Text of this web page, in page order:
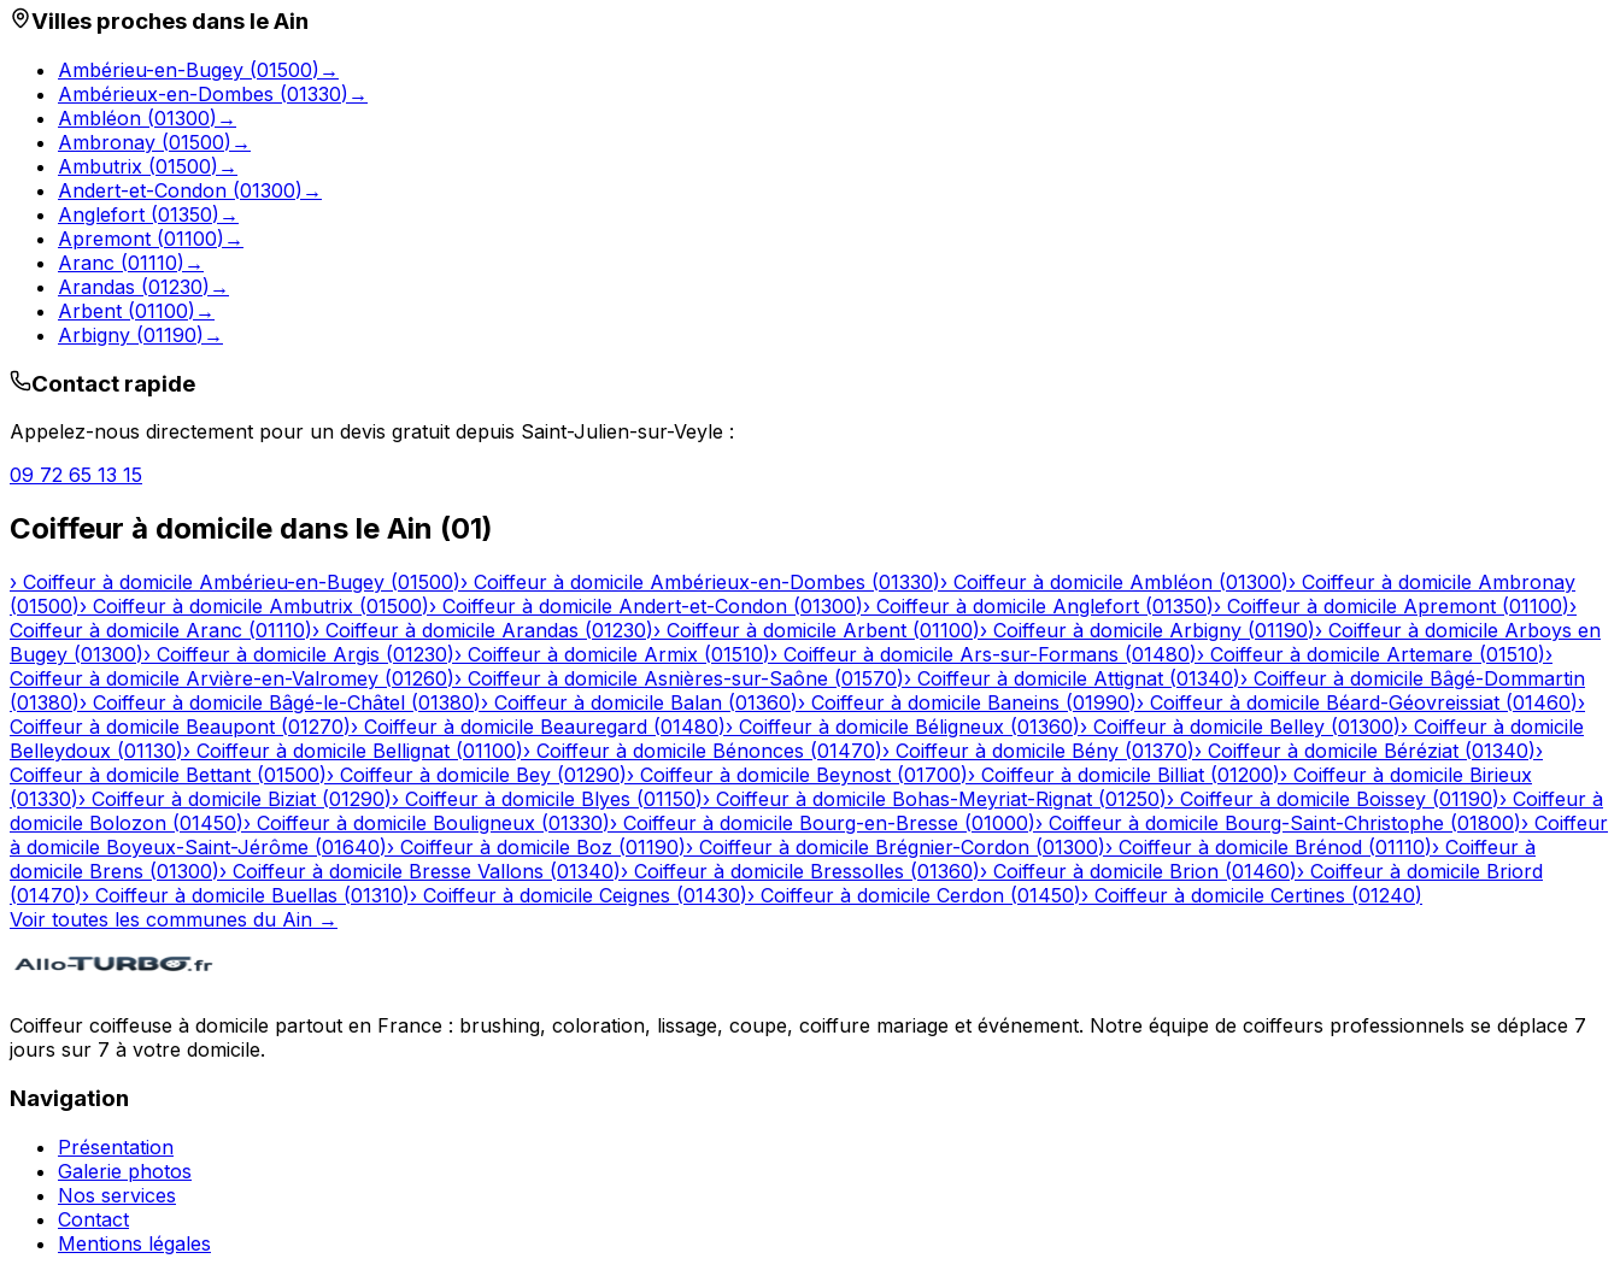
Villes proches dans leAin
Ambérieu-en-Bugey (01500) →
Ambérieux-en-Dombes (01330) →
Ambléon (01300) →
Ambronay (01500) →
Ambutrix (01500) →
Andert-et-Condon (01300) →
Anglefort (01350) →
Apremont (01100) →
Aranc (01110) →
Arandas (01230) →
Arbent (01100) →
Arbigny (01190) →
Contact rapide
Appelez-nous directement pour un devis gratuit depuis Saint-Julien-sur-Veyle :
09 72 65 13 15
Coiffeur à domicile dans le Ain (01)
› Coiffeur à domicile Ambérieu-en-Bugey (01500)› Coiffeur à domicile Ambérieux-en-Dombes (01330)› Coiffeur à domicile Ambléon (01300)› Coiffeur à domicile Ambronay
(01500)› Coiffeur à domicile Ambutrix (01500)› Coiffeur à domicile Andert-et-Condon (01300)› Coiffeur à domicile Anglefort (01350)› Coiffeur à domicile Apremont (01100)›
Coiffeur à domicile Aranc (01110)› Coiffeur à domicile Arandas (01230)› Coiffeur à domicile Arbent (01100)› Coiffeur à domicile Arbigny (01190)› Coiffeur à domicile Arboys en
Bugey (01300)› Coiffeur à domicile Argis (01230)› Coiffeur à domicile Armix (01510)› Coiffeur à domicile Ars-sur-Formans (01480)› Coiffeur à domicile Artemare (01510)›
Coiffeur à domicile Arvière-en-Valromey (01260)› Coiffeur à domicile Asnières-sur-Saône (01570)› Coiffeur à domicile Attignat (01340)› Coiffeur à domicile Bâgé-Dommartin
(01380)› Coiffeur à domicile Bâgé-le-Châtel (01380)› Coiffeur à domicile Balan (01360)› Coiffeur à domicile Baneins (01990)› Coiffeur à domicile Béard-Géovreissiat (01460)›
Coiffeur à domicile Beaupont (01270)› Coiffeur à domicile Beauregard (01480)› Coiffeur à domicile Béligneux (01360)› Coiffeur à domicile Belley (01300)› Coiffeur à domicile
Belleydoux (01130)› Coiffeur à domicile Bellignat (01100)› Coiffeur à domicile Bénonces (01470)› Coiffeur à domicile Bény (01370)› Coiffeur à domicile Béréziat (01340)›
Coiffeur à domicile Bettant (01500)› Coiffeur à domicile Bey (01290)› Coiffeur à domicile Beynost (01700)› Coiffeur à domicile Billiat (01200)› Coiffeur à domicile Birieux
(01330)› Coiffeur à domicile Biziat (01290)› Coiffeur à domicile Blyes (01150)› Coiffeur à domicile Bohas-Meyriat-Rignat (01250)› Coiffeur à domicile Boissey (01190)› Coiffeur à
domicile Bolozon (01450)› Coiffeur à domicile Bouligneux (01330)› Coiffeur à domicile Bourg-en-Bresse (01000)› Coiffeur à domicile Bourg-Saint-Christophe (01800)› Coiffeur
à domicile Boyeux-Saint-Jérôme (01640)› Coiffeur à domicile Boz (01190)› Coiffeur à domicile Brégnier-Cordon (01300)› Coiffeur à domicile Brénod (01110)› Coiffeur à
domicile Brens (01300)› Coiffeur à domicile Bresse Vallons (01340)› Coiffeur à domicile Bressolles (01360)› Coiffeur à domicile Brion (01460)› Coiffeur à domicile Briord
(01470)› Coiffeur à domicile Buellas (01310)› Coiffeur à domicile Ceignes (01430)› Coiffeur à domicile Cerdon (01450)› Coiffeur à domicile Certines (01240)
Voir toutes les communes du Ain →
Coiffeur coiffeuse à domicile partout en France : brushing, coloration, lissage, coupe, coiffure mariage et événement. Notre équipe de coiffeurs professionnels se déplace 7
jours sur 7 à votre domicile.
Navigation
Présentation
Galerie photos
Nos services
Contact
Mentions légales